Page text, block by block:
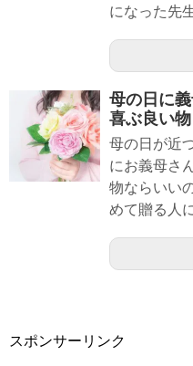
になった先
母の日に
喜ぶ良い
母の日が近
にお義母さ
物ならいい
めて贈る人
スポンサーリンク